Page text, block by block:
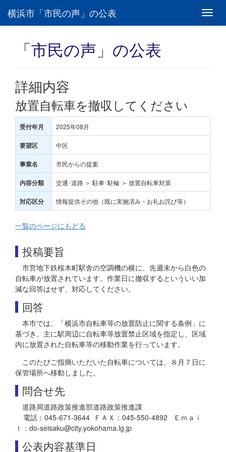
横浜市「市民の声」の公表
「市民の声」の公表
詳細内容
放置自転車を撤収してください
受付年月 2025年08月
要望区 中区
事業名 市民からの提案
内容分類 交通･道路 ＞ 駐車･駐輪 ＞ 放置自転車対策
対応区分 情報提供その他（既に実施済み・お礼お詫び等）
一覧のページにもどる
投稿要旨
市営地下鉄桜木町駅舎の空調機の横に、先週末から白色の
自転車が放置されています。作業日に撤収するといういい加
減な回答はせず、対応してください。
回答
本市では、「横浜市自転車等の放置防止に関する条例」に
基づき、主に駅周辺に自転車等放置禁止区域を指定し、区域
内に放置された自転車等の移動作業を行っています。
このたびご指摘いただいた自転車については、８月７日に
保管場所へ移動しました。
問合せ先
道路局道路政策推進部道路政策推進課
電話：045-671-3644 ＦＡＸ：045-550-4892 Ｅｍａｉ
ｌ：do-seisaku@city.yokohama.lg.jp
公表内容基準日